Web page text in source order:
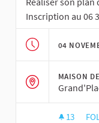
Inscription au 06
04
MAISON
13 13